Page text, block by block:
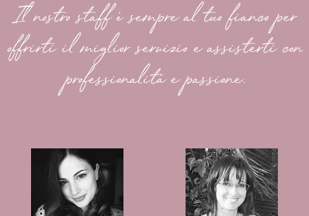
Il nostro staff è sempre al tuo fianco per
offrirti il miglior servizio e assisterti con
professionalità e passione.